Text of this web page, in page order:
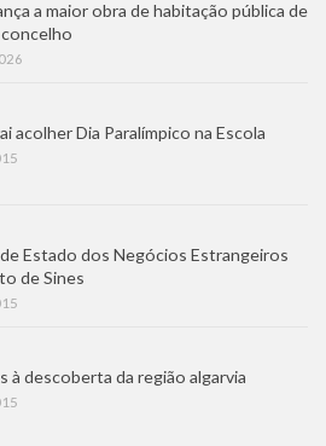
a maior obra de habitação pública de
acolher Dia Paralímpico na Escola
Estado dos Negócios Estrangeiros
de Sines
à descoberta da região algarvia